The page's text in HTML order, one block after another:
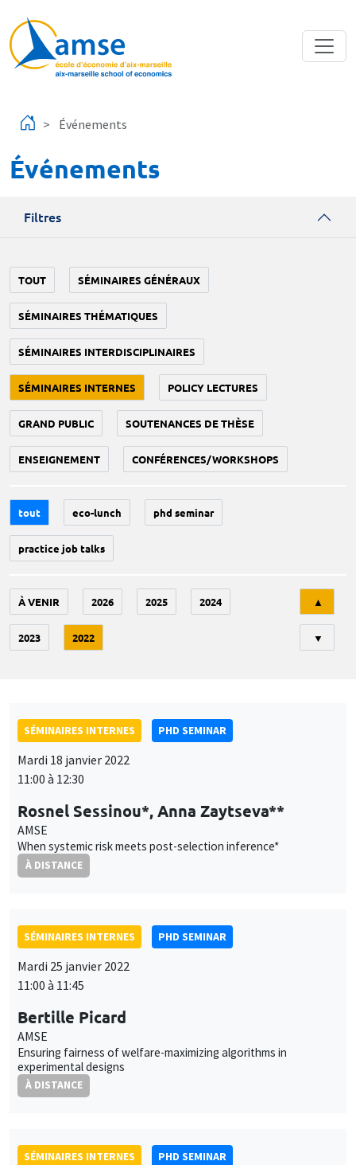
Événements
Événements
Filtres
TOUT SÉMINAIRES GÉNÉRAUX
SÉMINAIRES THÉMATIQUES
SÉMINAIRES INTERDISCIPLINAIRES
SÉMINAIRES INTERNES POLICY LECTURES
GRAND PUBLIC SOUTENANCES DE THÈSE
ENSEIGNEMENT CONFÉRENCES/WORKSHOPS
tout eco-lunch phd seminar
practice job talks
À VENIR 2026 2025 2024
2023 2022
▲
▼
SÉMINAIRES INTERNES PHD SEMINAR
Mardi 18 janvier 2022
11:00 à 12:30
Rosnel Sessinou*, Anna Zaytseva**
AMSE
When systemic risk meets post-selection inference*
À DISTANCE
SÉMINAIRES INTERNES PHD SEMINAR
Mardi 25 janvier 2022
11:00 à 11:45
Bertille Picard
AMSE
Ensuring fairness of welfare-maximizing algorithms in
experimental designs
À DISTANCE
SÉMINAIRES INTERNES
PHD SEMINAR